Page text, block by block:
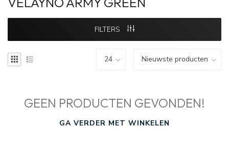
FILTERS
GEEN PRODUCTEN GEVONDEN!
GA VERDER MET WINKELEN